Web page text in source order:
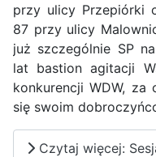
przy ulicy Przepiórki
87 przy ulicy
już szczególnie SP
lat bastion agitacji
konkurencji WDW,
się swoim
Czytaj więcej: